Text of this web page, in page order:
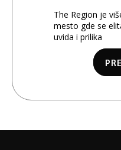
The Region je
mesto gde se
uvida i prilika